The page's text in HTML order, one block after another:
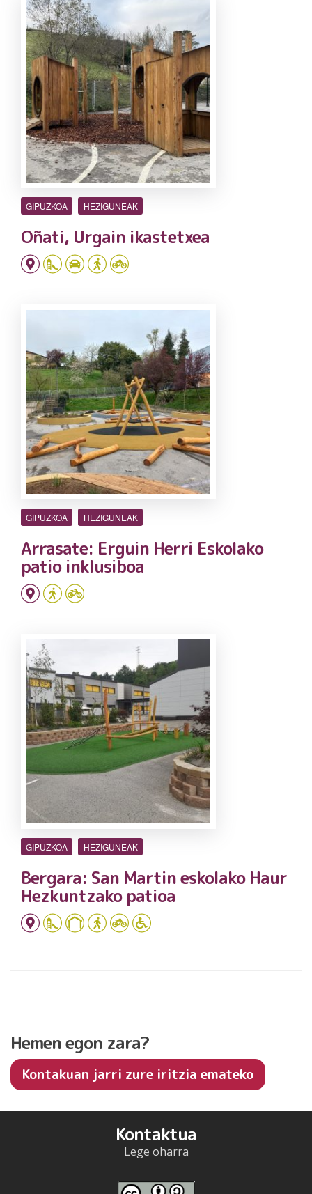
GIPUZKOA HEZIGUNEAK
Oñati, Urgain ikastetxea
GIPUZKOA HEZIGUNEAK
Arrasate: Erguin Herri Eskolako
patio inklusiboa
GIPUZKOA HEZIGUNEAK
Bergara: San Martin eskolako Haur
Hezkuntzako patioa
Hemen egon zara?
Kontakuan jarri zure iritzia emateko
Kontaktua
Lege oharra